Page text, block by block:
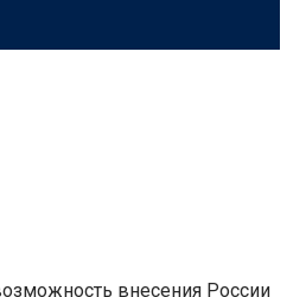
внесения России